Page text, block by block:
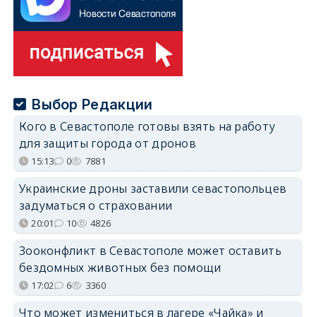
Выбор Редакции
Кого в Севастополе готовы взять на работу
для защиты города от дронов
15:13 0 7881
Украинские дроны заставили севастопольцев
задуматься о страховании
20:01 10 4826
Зооконфликт в Севастополе может оставить
бездомных животных без помощи
17:02 6 3360
Что может измениться в лагере «Чайка» и